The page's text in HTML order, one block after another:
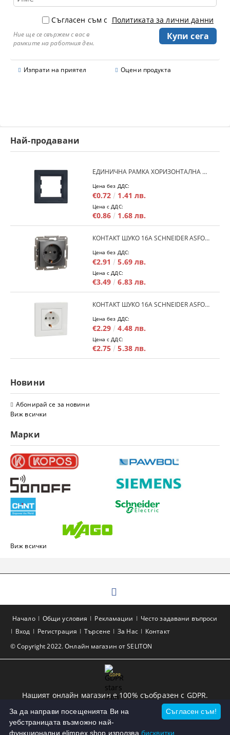
Съгласен съм с Политиката за лични данни
Ние ще се свържем с вас в
рамките на работния ден.
Изпрати на приятел Оцени продукта
Най-продавани
ЕДИНИЧНА РАМКА ХОРИЗОНТАЛНА SCHNEIDER ASFORA EPH5800171 - АНТРАЦИТ
Цена без ДДС:
€0.72 1.41 лв.
Цена с ДДС:
€0.86 1.68 лв.
КОНТАКТ ШУКО 16A SCHNEIDER ASFORA EPH2900171 - АНРАЦИТ
Цена без ДДС:
€2.91 5.69 лв.
Цена с ДДС:
€3.49 6.83 лв.
КОНТАКТ ШУКО 16A SCHNEIDER ASFORA EPH2900121 - БЯЛ
Цена без ДДС:
€2.29 4.48 лв.
Цена с ДДС:
€2.75 5.38 лв.
Новини
Абонирай се за новини
Виж всички
Марки
Виж всички
© Copyright 2022. Онлайн магазин от SELITON
Начало Общи условия Рекламации
Често задавани въпроси
Вход
Регистрация Търсене За Нас Контакт
GDPR
Нашият онлайн магазин е 100% съобразен с GDPR.
Прочетете нашата политика
Моите лични данни
Съгласен съм!
За да направи посещенията Ви на
уебстраницата възможно най-
функционални elimpex.shop използва бисквитки.